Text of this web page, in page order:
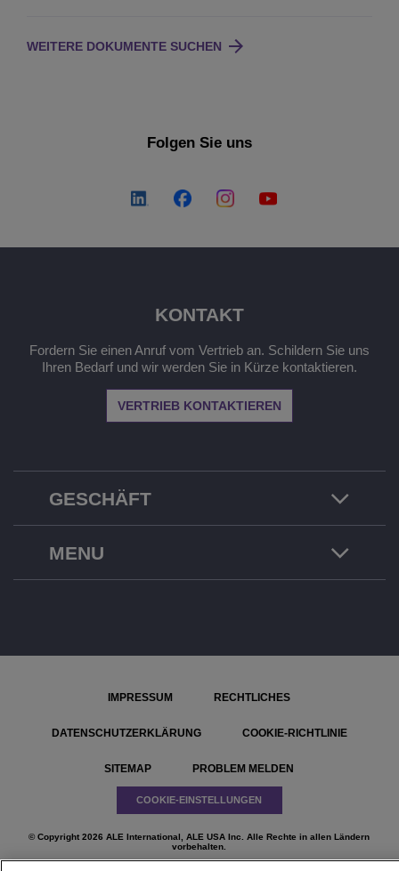
WEITERE DOKUMENTE SUCHEN
Folgen Sie uns
GESCHÄFT
KONTAKT
Fordern Sie einen Anruf vom Vertrieb an. Schildern Sie uns
Ihren Bedarf und wir werden Sie in Kürze kontaktieren.
VERTRIEB KONTAKTIEREN
MENU
© Copyright 2026 ALE International, ALE USA Inc. Alle Rechte in allen Ländern
vorbehalten.
IMPRESSUM RECHTLICHES
DATENSCHUTZERKLÄRUNG COOKIE-RICHTLINIE
SITEMAP PROBLEM MELDEN
COOKIE-EINSTELLUNGEN